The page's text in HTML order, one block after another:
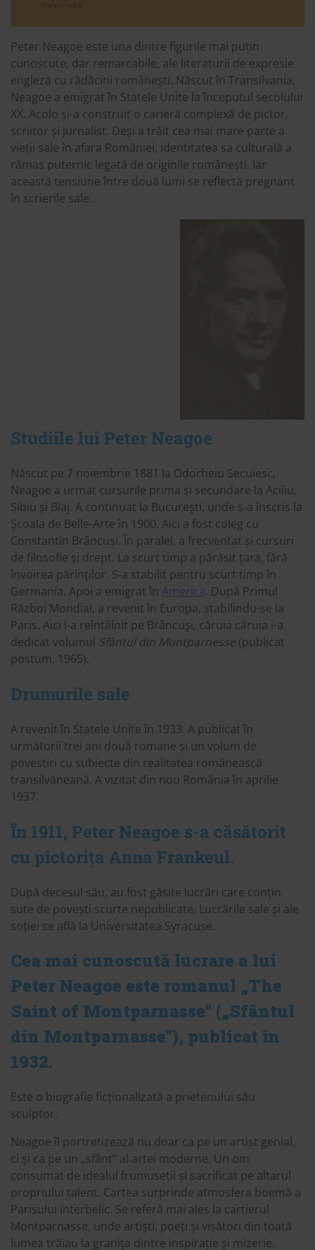
Peter Neagoe este una dintre figurile mai puțin
cunoscute, dar remarcabile, ale literaturii de expresie
engleză cu rădăcini românești. Născut în Transilvania,
Neagoe a emigrat în Statele Unite la începutul secolului
XX. Acolo și-a construit o carieră complexă de pictor,
scriitor și jurnalist. Deși a trăit cea mai mare parte a
vieții sale în afara României, identitatea sa culturală a
rămas puternic legată de originile românești. Iar
această tensiune între două lumi se reflectă pregnant
în scrierile sale.
Studiile lui Peter Neagoe
Născut pe 7 noiembrie 1881 la Odorheiu Secuiesc,
Neagoe a urmat cursurile prima și secundare la Aciliu,
Sibiu și Blaj. A continuat la București, unde s-a înscris la
Școala de Belle-Arte în 1900. Aici a fost coleg cu
Constantin Brâncuși. În paralel, a frecventat și cursuri
de filosofie și drept. La scurt timp a părăsit țara, fără
învoirea părinților. S-a stabilit pentru scurt timp în
Germania. Apoi a emigrat în America. După Primul
Război Mondial, a revenit în Europa, stabilindu-se la
Paris. Aici l-a reîntâlnit pe Brâncuși, căruia căruia i-a
dedicat volumul Sfântul din Montparnesse (publicat
postum, 1965).
Drumurile sale
A revenit în Statele Unite în 1933. A publicat în
următorii trei ani două romane și un volum de
povestiri cu subiecte din realitatea românească
transilvăneană. A vizitat din nou România în aprilie
1937.
În 1911, Peter Neagoe s-a căsătorit
cu pictorița Anna Frankeul.
După decesul său, au fost găsite lucrări care conțin
sute de povești scurte nepublicate. Lucrările sale și ale
soției se află la Universitatea Syracuse.
Cea mai cunoscută lucrare a lui
Peter Neagoe este romanul „The
Saint of Montparnasse” („Sfântul
din Montparnasse”), publicat în
1932.
Este o biografie ficționalizată a prietenului său
sculptor.
Neagoe îl portretizează nu doar ca pe un artist genial,
ci și ca pe un „sfânt” al artei moderne. Un om
consumat de idealul frumuseții și sacrificat pe altarul
propriului talent. Cartea surprinde atmosfera boemă a
Parisului interbelic. Se referă mai ales la cartierul
Montparnasse, unde artiști, poeți și visători din toată
lumea trăiau la granița dintre inspirație și mizerie.